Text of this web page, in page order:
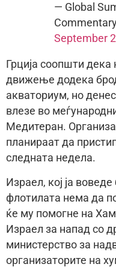
— Global
September
Грција соопшти
движење додека
акваториум, но
влезе во
Медитеран.
планираат да
следната недела.
Израел, кој ја
флотилата нема да
ќе му помогне на
Израел за напад со
министерство за
организаторите на